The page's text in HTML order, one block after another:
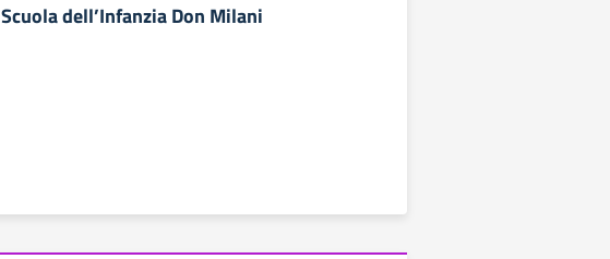
Scuola dell’Infanzia Don Milani